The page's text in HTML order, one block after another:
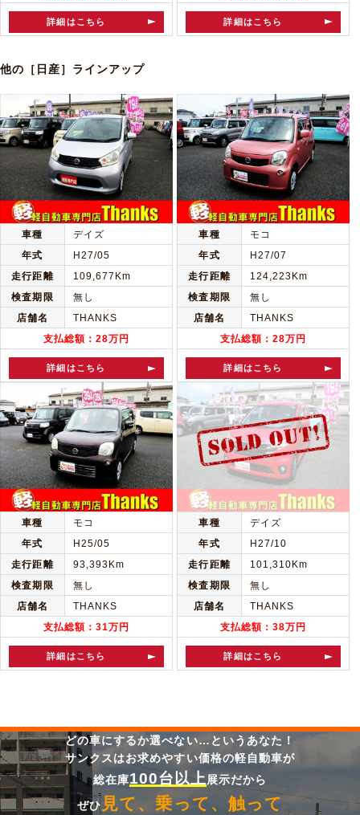
詳細はこちら 詳細はこちら
他の［日産］ラインアップ
車種
デイズ
年式
H27/05
走行距離
109,677Km
検査期限
無し
店舗名
THANKS
支払総額：28万円
詳細はこちら
車種
モコ
年式
H27/07
走行距離
124,223Km
検査期限
無し
店舗名
THANKS
支払総額：28万円
詳細はこちら
車種
モコ
年式
H25/05
走行距離
93,393Km
検査期限
無し
店舗名
THANKS
支払総額：31万円
詳細はこちら
車種
デイズ
年式
H27/10
走行距離
101,310Km
検査期限
無し
店舗名
THANKS
支払総額：38万円
詳細はこちら
どの車にするか選べない…というあなた！
サンクスはお求めやすい価格の軽自動車が
総在庫100台以上展示だから
ぜひ見て、乗って、触って